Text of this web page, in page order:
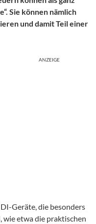
Sie können nämlich
und damit Teil einer
ANZEIGE
Geräte, die besonders
wie etwa die praktischen